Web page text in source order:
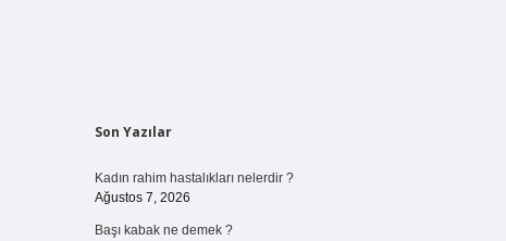
Sidebar
Son Yazılar
Kadın rahim hastalıkları nelerdir ?
Ağustos 7, 2026
Başı kabak ne demek ?